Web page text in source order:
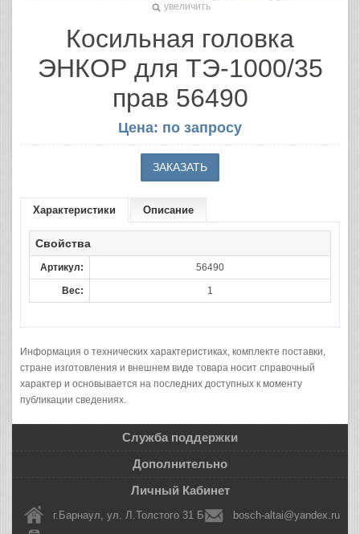
увеличить
Косильная головка
ЭНКОР для ТЭ-1000/35
прав 56490
Цена: по запросу
Характеристики Описание
Свойства
Артикул: 56490
Вес: 1
Информация о технических характеристиках, комплекте поставки,
стране изготовления и внешнем виде товара носит справочный
характер и основывается на последних доступных к моменту
публикации сведениях.
Служба поддержки
Дополнительно
Личный Кабинет
г.Барнаул, ул. Л.Толстого 31 Б
bosch-altai@yandex.ru